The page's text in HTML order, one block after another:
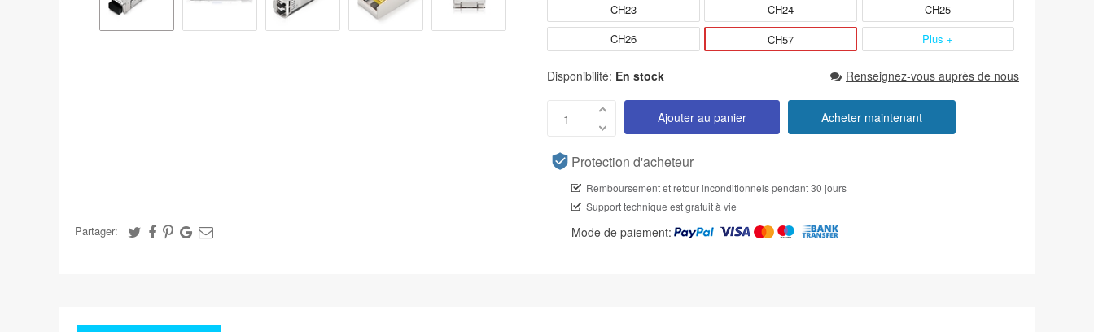
Partager:
CH23
CH24
CH25
CH26
CH57 Plus +
Disponibilité: En stock Renseignez-vous auprès de nous
Ajouter au panier Acheter maintenant
Protection d'acheteur
Remboursement et retour inconditionnels pendant 30 jours
Support technique est gratuit à vie
Mode de paiement: